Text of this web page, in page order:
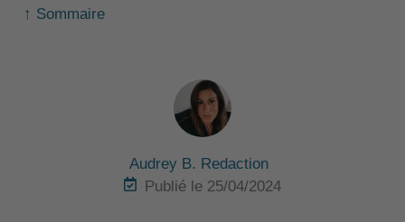
↑ Sommaire
Audrey B. Redaction
Publié le 25/04/2024